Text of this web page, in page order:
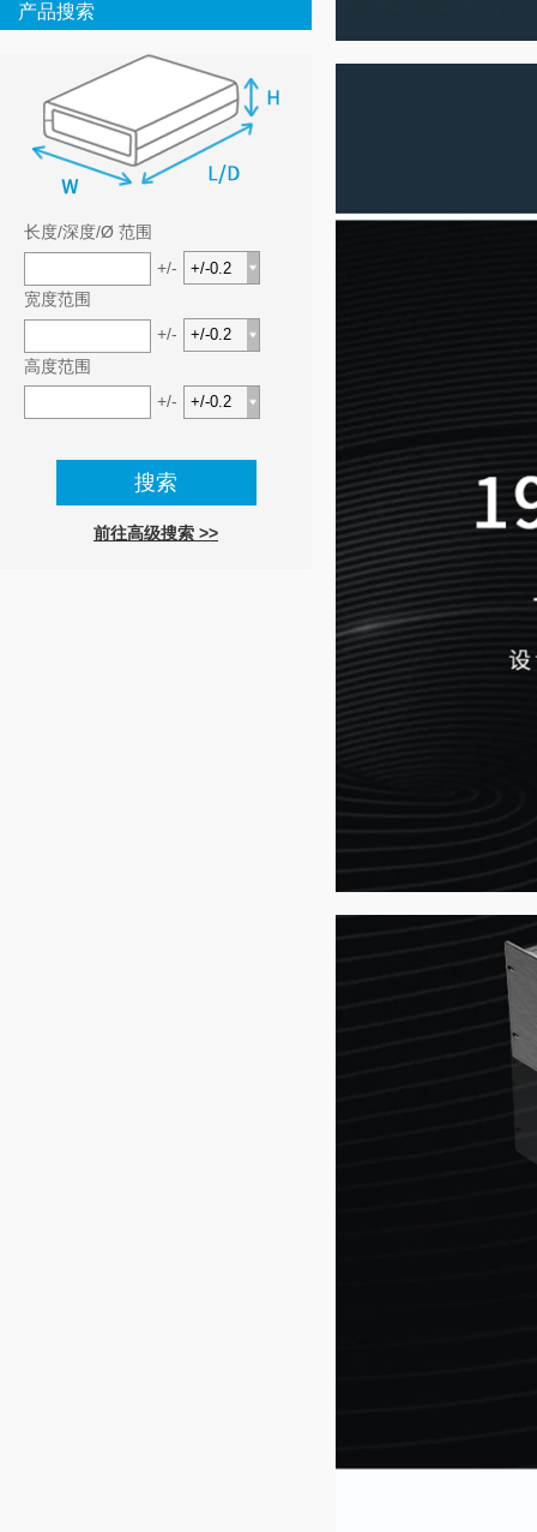
产品搜索
长度/深度/Ø 范围
+/-
宽度范围
+/-
高度范围
+/-
前往高级搜索 >>